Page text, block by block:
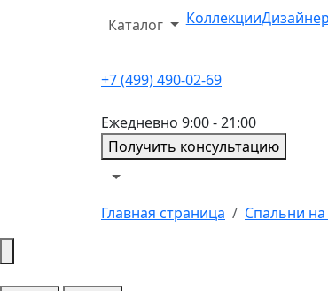
Каталог Коллекции
+7 (499) 490-02-69
Ежедневно 9:00 - 21:00
Получить консультацию
Главная страница Спальни на